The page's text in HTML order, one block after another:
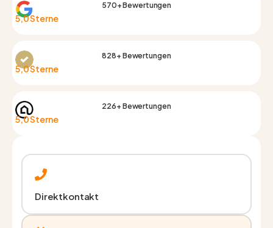
570+ Bewertungen
5,0 Sterne
828+ Bewertungen
5,0 Sterne
226+ Bewertungen
5,0 Sterne
Direktkontakt